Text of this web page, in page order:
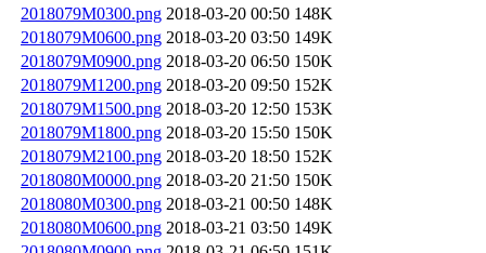
2018079M0300.png 2018-03-20 00:50 148K
2018079M0600.png 2018-03-20 03:50 149K
2018079M0900.png 2018-03-20 06:50 150K
2018079M1200.png 2018-03-20 09:50 152K
2018079M1500.png 2018-03-20 12:50 153K
2018079M1800.png 2018-03-20 15:50 150K
2018079M2100.png 2018-03-20 18:50 152K
2018080M0000.png 2018-03-20 21:50 150K
2018080M0300.png 2018-03-21 00:50 148K
2018080M0600.png 2018-03-21 03:50 149K